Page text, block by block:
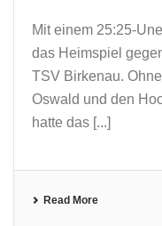
Mit einem 25:25-
das Heimspiel
TSV Birkenau.
Oswald und den
hatte das [...]
Read More